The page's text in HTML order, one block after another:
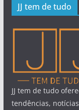
JJ tem de tudo
JJ tem de tudo
tendências,